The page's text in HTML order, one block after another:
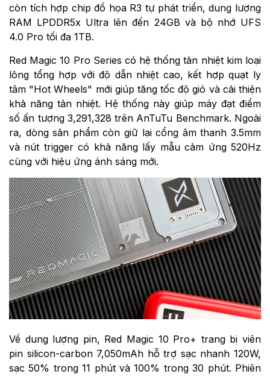
còn tích hợp chip đồ họa R3 tự phát triển, dung lượng
RAM LPDDR5x Ultra lên đến 24GB và bộ nhớ UFS
4.0 Pro tối đa 1TB.
Red Magic 10 Pro Series có hệ thống tản nhiệt kim loại
lỏng tổng hợp với độ dẫn nhiệt cao, kết hợp quạt ly
tâm "Hot Wheels" mới giúp tăng tốc độ gió và cải thiện
khả năng tản nhiệt. Hệ thống này giúp máy đạt điểm
số ấn tượng 3,291,328 trên AnTuTu Benchmark. Ngoài
ra, dòng sản phẩm còn giữ lại cổng âm thanh 3.5mm
và nút trigger có khả năng lấy mẫu cảm ứng 520Hz
cùng với hiệu ứng ánh sáng mới.
Về dung lượng pin, Red Magic 10 Pro+ trang bị viên
pin silicon-carbon 7,050mAh hỗ trợ sạc nhanh 120W,
sạc 50% trong 11 phút và 100% trong 30 phút. Phiên